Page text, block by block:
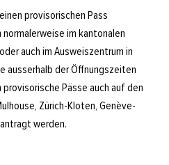
provisorischen Pass
im kantonalen
auch im Ausweiszentrum in
ausserhalb der Öffnungszeiten
Pässe auch auf den
Zürich-Kloten, Genève-
werden.